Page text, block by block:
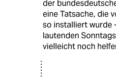
der
eine Tatsache, die
so installiert wurde
lautenden
vielleicht noch